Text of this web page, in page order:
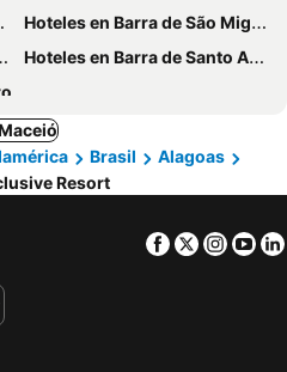
Hoteles en Barra de São Miguel
Hoteles en Barra de Santo Antônio
Brasil
Alagoas
Resort
Facebook
Twitter